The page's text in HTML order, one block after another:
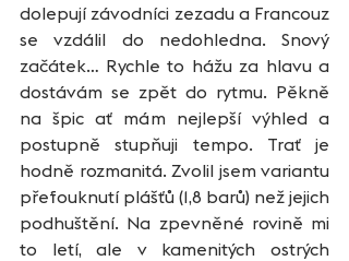
dolepují závodníci zezadu a Francouz
se vzdálil do nedohledna. Snový
začátek… Rychle to hážu za hlavu a
dostávám se zpět do rytmu. Pěkně
na špic ať mám nejlepší výhled a
postupně stupňuji tempo. Trať je
hodně rozmanitá. Zvolil jsem variantu
přefouknutí plášťů (1,8 barů) než jejich
podhuštění. Na zpevněné rovině mi
to letí, ale v kamenitých ostrých